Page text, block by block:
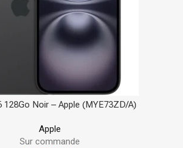
128Go Noir – Apple (MYE73ZD/A)
Apple
Sur commande